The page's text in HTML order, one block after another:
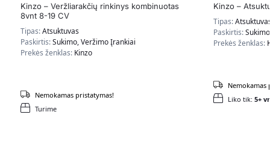
Kinzo – Veržliarakčių rinkinys kombinuotas
8vnt 8-19 CV
Tipas:Atsuktuvas
Paskirtis:Sukimo, Veržimo Įrankiai
Prekės ženklas: Kinzo
Turime
Nemokamas pristatymas!
Kinzo –
Tipas:
Paskirtis:
Prekės ženklas:
Liko tik: 5+
Nemokamas